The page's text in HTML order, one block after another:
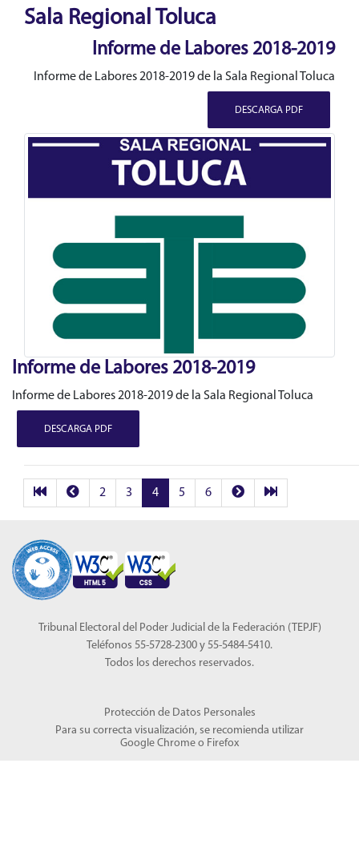
Sala Regional Toluca
Informe de Labores 2018-2019
Informe de Labores 2018-2019 de la Sala Regional Toluca
DESCARGA PDF
Informe de Labores 2018-2019
Informe de Labores 2018-2019 de la Sala Regional Toluca
DESCARGA PDF
2 3 4 5 6
Tribunal Electoral del Poder Judicial de la Federación (TEPJF)
Teléfonos 55-5728-2300 y 55-5484-5410.
Todos los derechos reservados.
Protección de Datos Personales
Para su correcta visualización, se recomienda utilizar
Google Chrome o Firefox